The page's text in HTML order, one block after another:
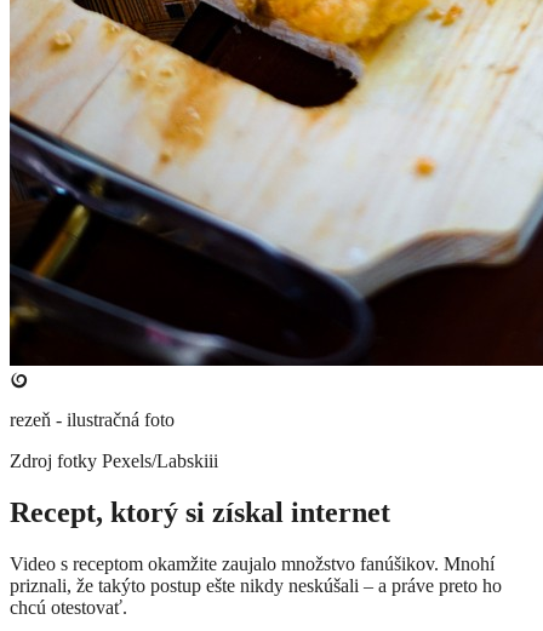
rezeň - ilustračná foto
Zdroj fotky Pexels/Labskiii
Recept, ktorý si získal internet
Video s receptom okamžite zaujalo množstvo fanúšikov. Mnohí
priznali, že takýto postup ešte nikdy neskúšali – a práve preto ho
chcú otestovať.